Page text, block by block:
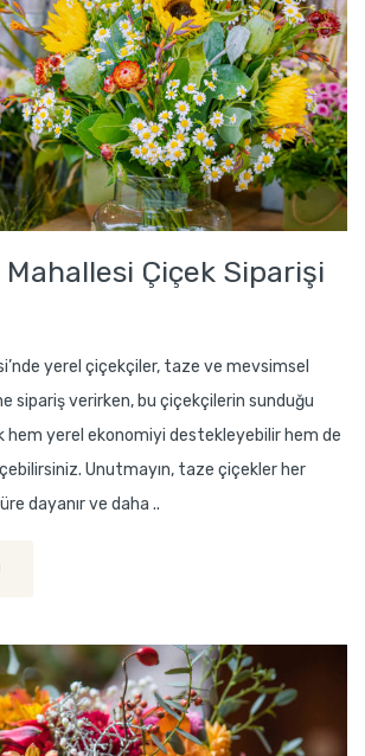
Çiçek Siparişi
yerel çiçekçiler, taze ve mevsimsel
sipariş verirken, bu çiçekçilerin sunduğu
yerel ekonomiyi destekleyebilir hem de
Unutmayın, taze çiçekler her
dayanır ve daha ..